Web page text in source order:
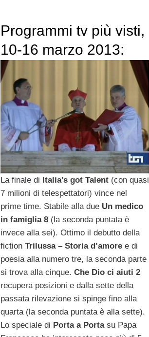
Programmi tv più visti,
10-16 marzo 2013:
L’edizione
straordinaria del Tg1
supera 10 milioni di
telespettatori
La finale di Italia’s got Talent(con quasi
7 milioni di telespettatori) vince nel
prime time. Stabile alla due Un medico
in famiglia 8(la seconda puntata è
invece alla sei). Ottimo il debutto della
fiction Trilussa – Storia d’amoree di
poesia alla numero tre, la seconda parte
si trova alla cinque. Che Dio ci aiuti 2
recupera posizioni e dalla sette della
passata rilevazione si spinge fino alla
quarta (la seconda puntata è alla sette).
Lo speciale di Porta a Portasu Papa